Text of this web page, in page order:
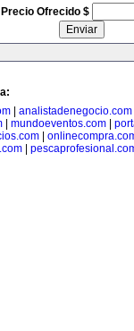
Precio Ofrecido $
| analistadenegocio.com
mundoeventos.com